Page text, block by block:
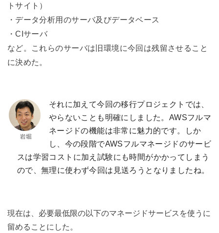
トサイト）
・データ分析用のサーバ及びデータベース
・CIサーバ
など。これらのサーバは旧環境に今回は残留させること
に決めた。
それに加えて今回の移行プロジェクトでは、
やらないことも明確にしました。AWSフルマ
ネージドの機能は非常に魅力的です。しか
し、今の段階でAWSフルマネージドのサービ
スは学習コストに加え試験にも時間がかかってしまう
ので、無理に使わず今回は見送ろうとなりましたね。
現在は、必要最低限の以下のマネージドサービスを使うに
留めることにした。